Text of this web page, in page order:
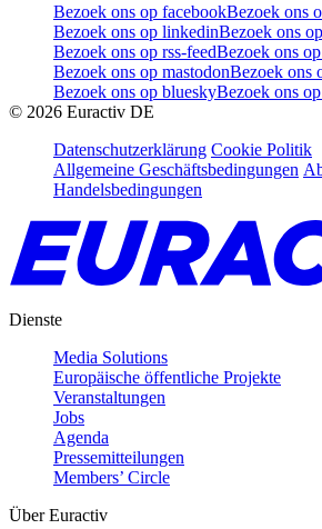
Bezoek ons op facebookBezoek ons
Bezoek ons op linkedinBezoek ons
Bezoek ons op rss-feedBezoek ons
Bezoek ons op mastodonBezoek ons
Bezoek ons op blueskyBezoek ons
© 2026 Euractiv DE
Datenschutzerklärung Cookie Politik
Allgemeine Geschäftsbedingungen
Handelsbedingungen
Dienste
Media Solutions
Europäische öffentliche Projekte
Veranstaltungen
Jobs
Agenda
Pressemitteilungen
Members’ Circle
Über Euractiv